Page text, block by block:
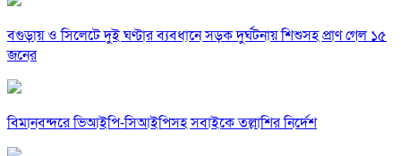
বগুড়ায় ও সিলেটে দুই ঘণ্টার ব্যবধানে সড়ক দুর্ঘটনায় শিশুসহ প্রাণ গেল ১৫
জনের
বিমানবন্দরে ভিআইপি-সিআইপিসহ সবাইকে তল্লাশির নির্দেশ